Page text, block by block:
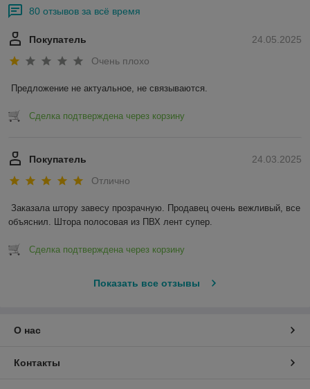
80 отзывов за всё время
24.05.2025
Покупатель
Очень плохо
Предложение не актуальное, не связываются.
Сделка подтверждена через корзину
24.03.2025
Покупатель
Отлично
Заказала штору завесу прозрачную. Продавец очень вежливый, все
объяснил. Штора полосовая из ПВХ лент супер.
Сделка подтверждена через корзину
Показать все отзывы
О нас
Контакты